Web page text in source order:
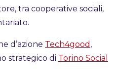
tra cooperative sociali,
d’azione Tech4good ,
strategico di Torino Social